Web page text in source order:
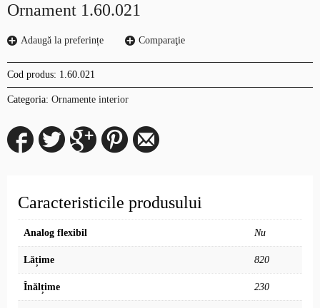
Ornament 1.60.021
Adaugă la preferințe Comparaţie
Cod produs: 1.60.021
Categoria: Ornamente interior
Caracteristicile produsului
Analog flexibil Nu
Lățime 820
Înălțime 230